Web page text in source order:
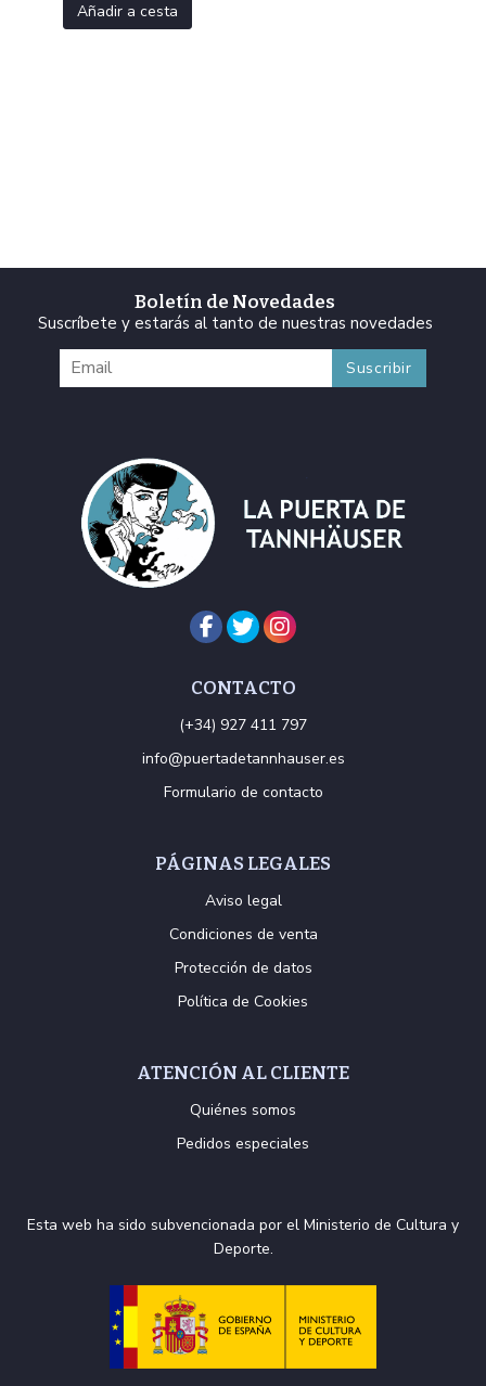
Añadir a cesta
Boletín de Novedades
Suscríbete y estarás al tanto de nuestras novedades
CONTACTO
(+34) 927 411 797
info@puertadetannhauser.es
Formulario de contacto
PÁGINAS LEGALES
Aviso legal
Condiciones de venta
Protección de datos
Política de Cookies
ATENCIÓN AL CLIENTE
Quiénes somos
Pedidos especiales
Esta web ha sido subvencionada por el Ministerio de Cultura y
Deporte.